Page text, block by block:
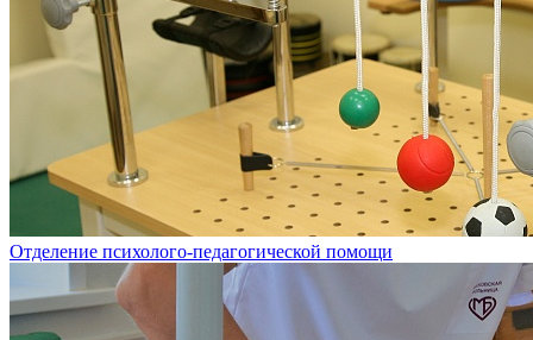
Отделение психолого-педагогической помощи